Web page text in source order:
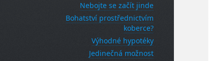
Nebojte se začít jinde
Bohatství prostřednictvím
koberce?
Výhodné hypotéky
Jedinečná možnost